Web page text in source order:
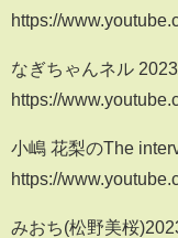
https://
なぎちゃんネル
https://
小嶋 花梨のThe
https://
みおち(松野美桜